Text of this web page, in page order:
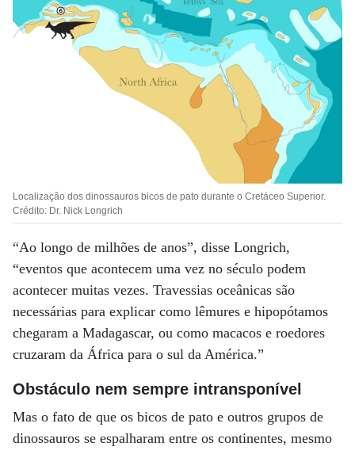
Localização dos dinossauros bicos de pato durante o Cretáceo Superior.
Crédito: Dr. Nick Longrich
“Ao longo de milhões de anos”, disse Longrich,
“eventos que acontecem uma vez no século podem
acontecer muitas vezes. Travessias oceânicas são
necessárias para explicar como lêmures e hipopótamos
chegaram a Madagascar, ou como macacos e roedores
cruzaram da África para o sul da América.”
Obstáculo nem sempre intransponível
Mas o fato de que os bicos de pato e outros grupos de
dinossauros se espalharam entre os continentes, mesmo